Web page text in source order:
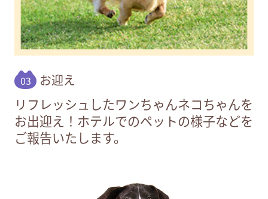
03 お迎え
リフレッシュしたワンちゃんネコちゃんを
お出迎え！ホテルでのペットの様子などを
ご報告いたします。